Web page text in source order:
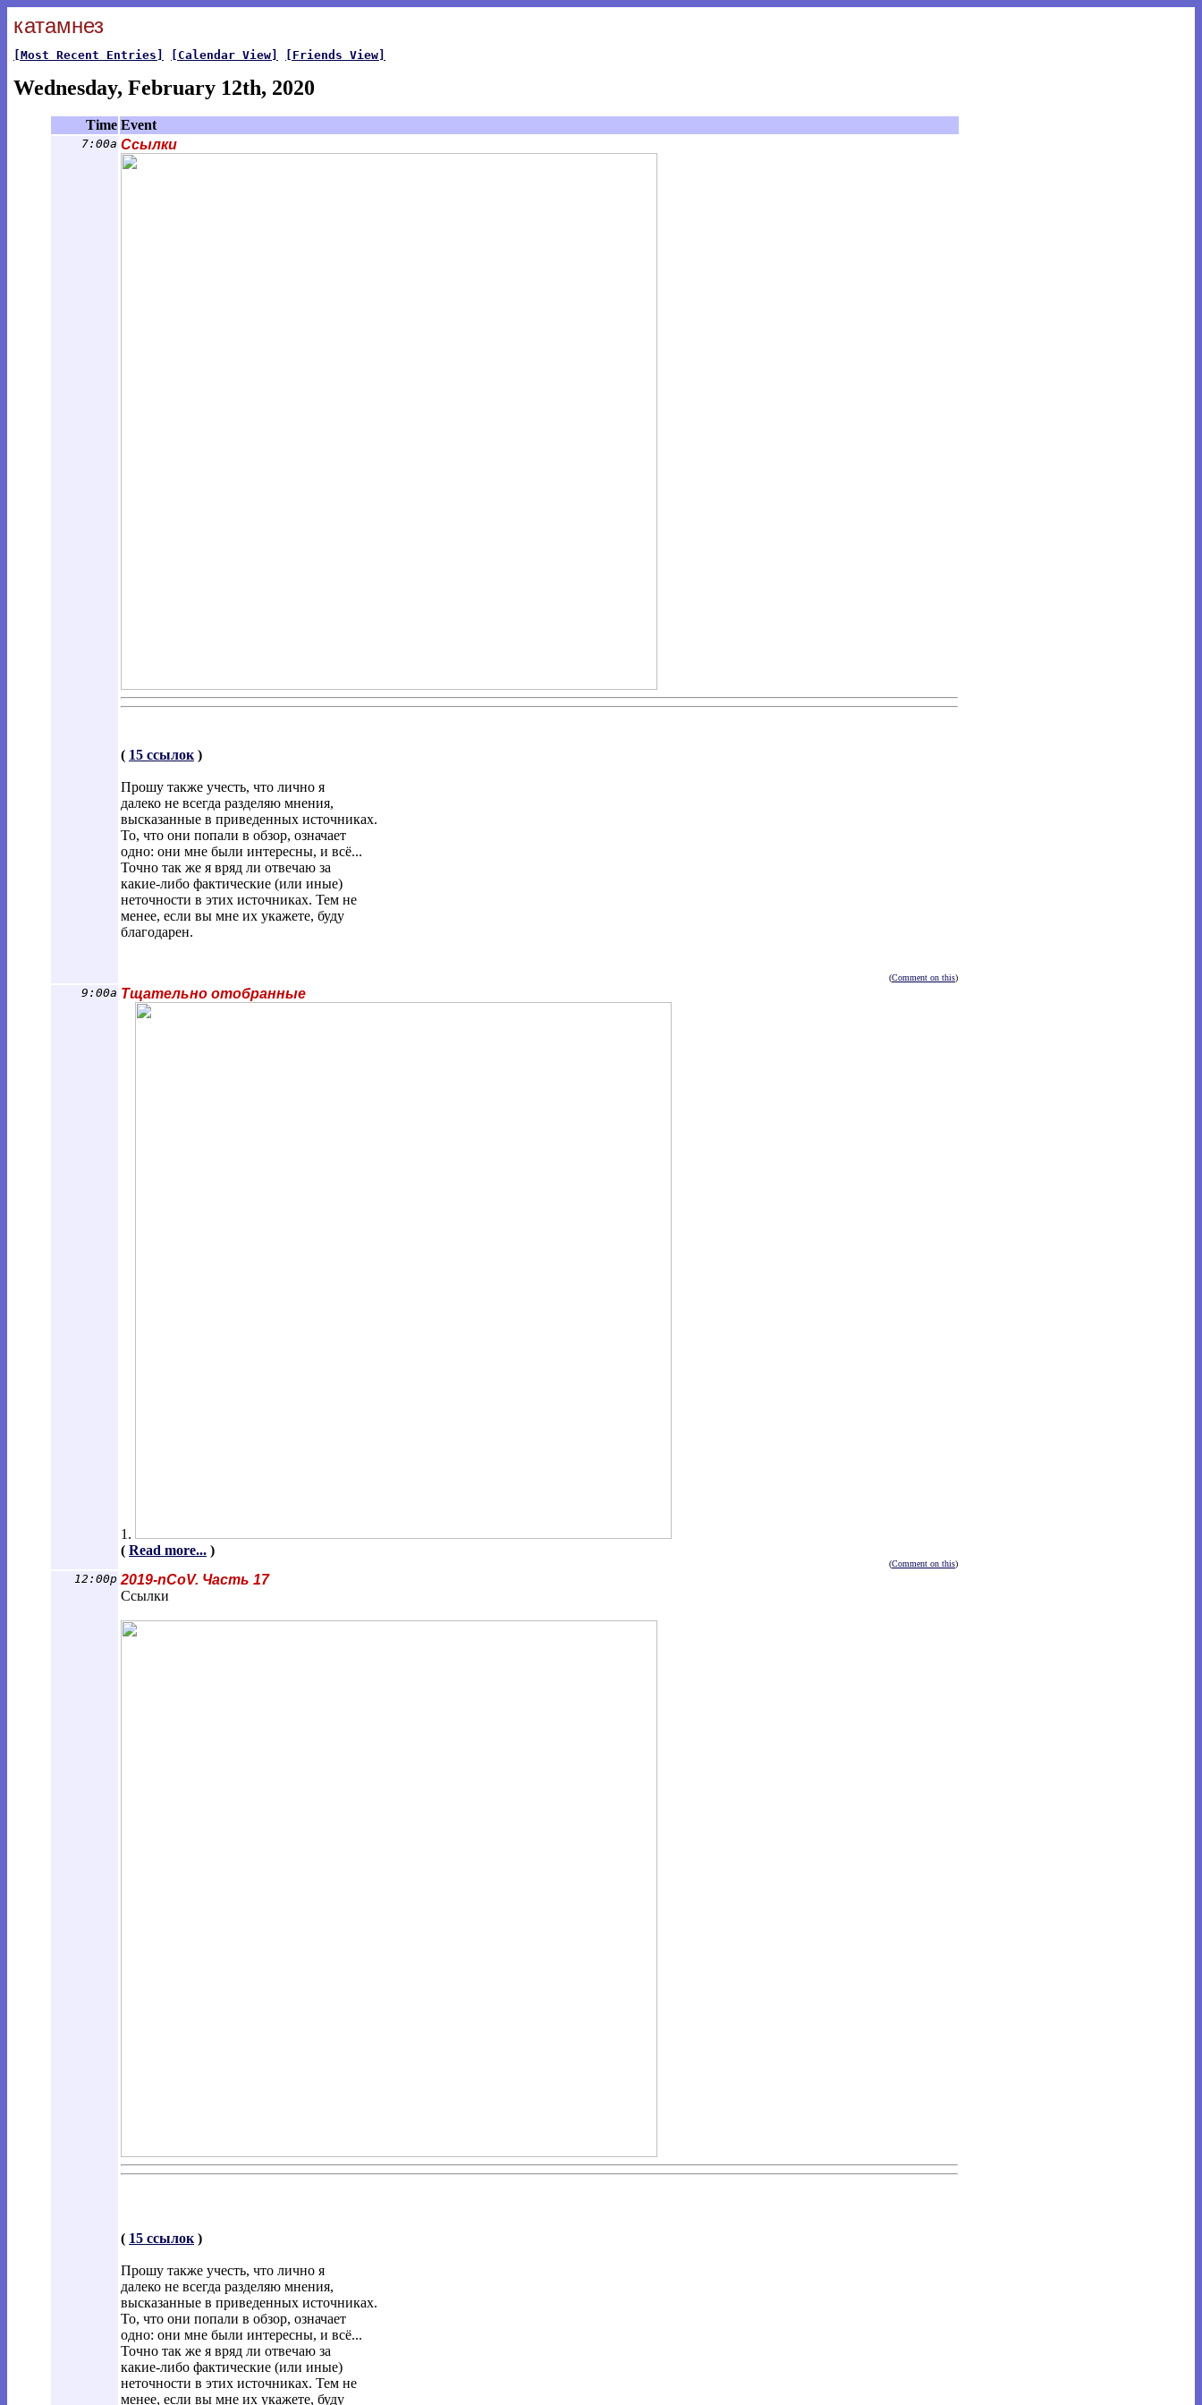
катамнез
[Most Recent Entries] [Calendar View] [Friends View]
Wednesday, February 12th, 2020
Time Event
7:00a Ссылки
( 15 ссылок )
Прошу также учесть, что лично я
далеко не всегда разделяю мнения,
высказанные в приведенных источниках.
То, что они попали в обзор, означает
одно: они мне были интересны, и всё...
Точно так же я вряд ли отвечаю за
какие-либо фактические (или иные)
неточности в этих источниках. Тем не
менее, если вы мне их укажете, буду
благодарен.
(Comment on this)
9:00a Тщательно отобранные
1.
( Read more... )
(Comment on this)
12:00p 2019-nCoV. Часть 17
Ссылки
( 15 ссылок )
Прошу также учесть, что лично я
далеко не всегда разделяю мнения,
высказанные в приведенных источниках.
То, что они попали в обзор, означает
одно: они мне были интересны, и всё...
Точно так же я вряд ли отвечаю за
какие-либо фактические (или иные)
неточности в этих источниках. Тем не
менее, если вы мне их укажете, буду